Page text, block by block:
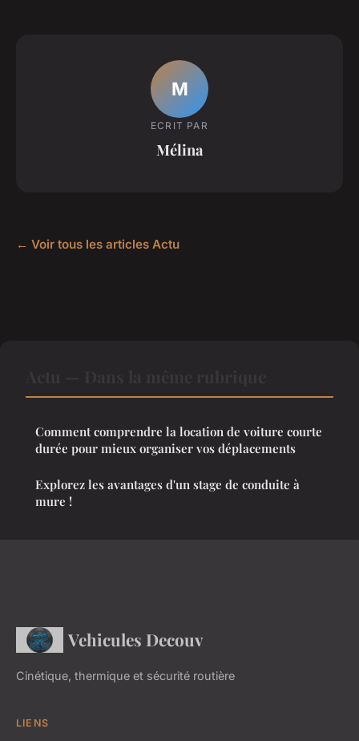
M
ECRIT PAR
Mélina
← Voir tous les articles Actu
Comment comprendre la location de voiture courte
durée pour mieux organiser vos déplacements
Explorez les avantages d'un stage de conduite à
mure !
Vehicules Decouv
Cinétique, thermique et sécurité routière
LIENS